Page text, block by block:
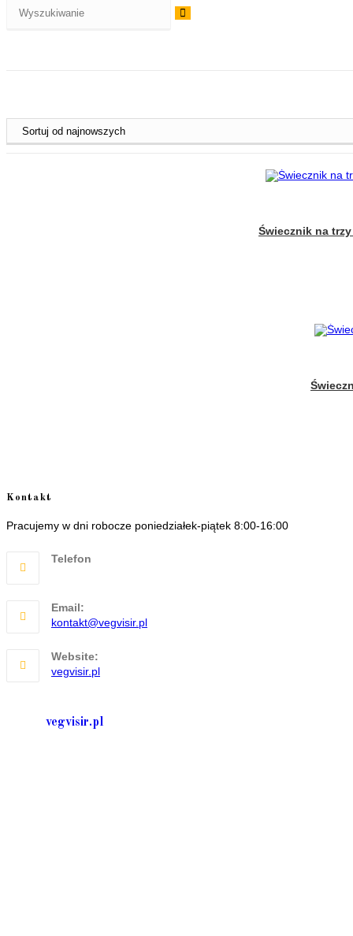
Świecznik na
Kontakt
Pracujemy w dni robocze poniedziałek-piątek 8:00-16:00
Telefon
Email:
kontakt@vegvisir.plOpens
Website:
vegvisir.pl
vegvisir.pl